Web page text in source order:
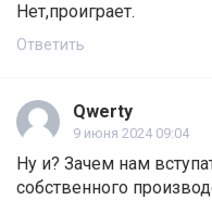
Нет,проиграет.
Ответить
Qwerty
9 июня 2024 09:04
Ну и? Зачем нам
собственного